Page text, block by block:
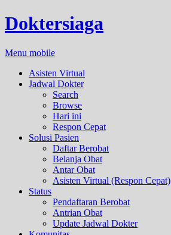
Doktersiaga
Menu mobile
Asisten Virtual
Jadwal Dokter
Search
Browse
Hari ini
Respon Cepat
Solusi Pasien
Daftar Berobat
Belanja Obat
Antar Obat
Asisten Virtual (Respon Cepat)
Status
Pendaftaran Berobat
Antrian Obat
Update Jadwal Dokter